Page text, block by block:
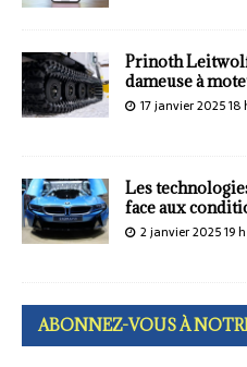
Prinoth
dameuse à
17 janvier 2025 18
Les
face aux
2 janvier 2025 19
ABONNEZ-VOUS À